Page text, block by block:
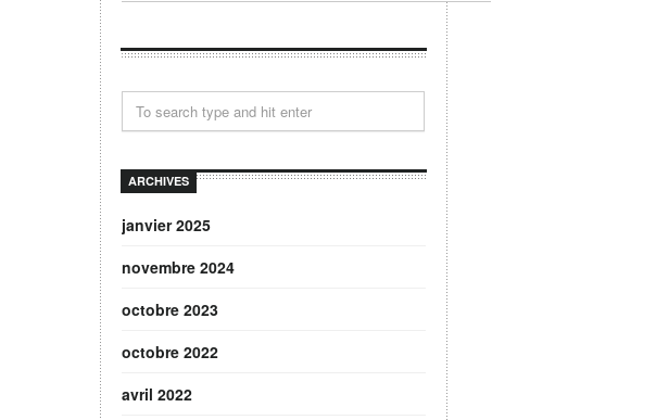
ARCHIVES
janvier 2025
novembre 2024
octobre 2023
octobre 2022
avril 2022